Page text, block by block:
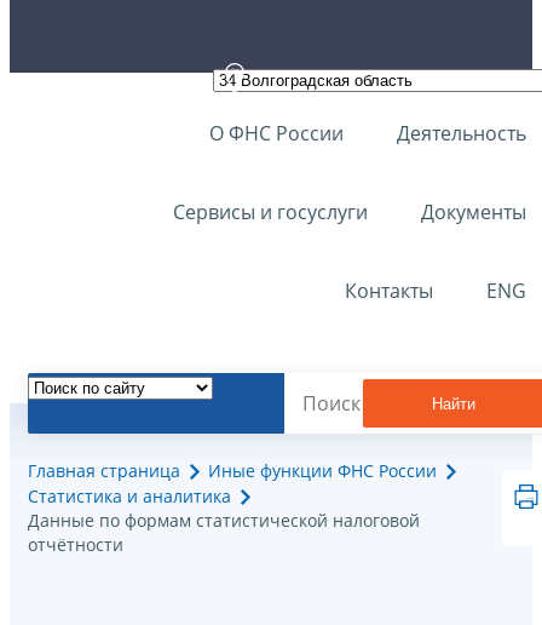
О ФНС России Деятельность
Сервисы и госуслуги Документы
Контакты ENG
Найти
Главная страница
Иные функции ФНС России
Статистика и аналитика
Данные по формам статистической налоговой
отчётности